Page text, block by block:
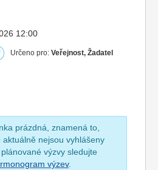
12:00
Určeno pro: Veřejnost, Žadatel
prázdná, znamená to,
nejsou vyhlášeny
výzvy sledujte
výzev.